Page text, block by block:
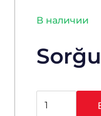
В наличии
товара